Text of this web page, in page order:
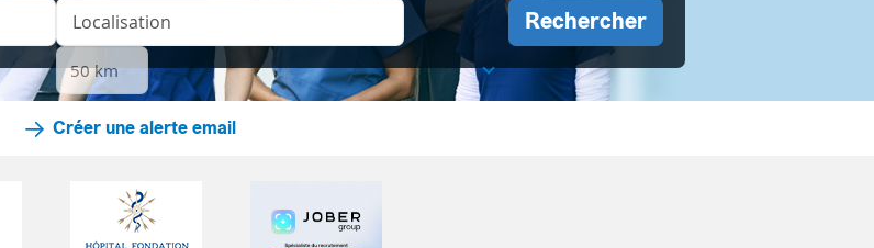
Créer une alerte email